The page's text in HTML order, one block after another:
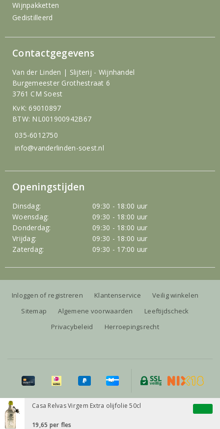
Casa Relvas Virgem Extra olijfolie 50cl
19,65 per fles
Wijnpakketten
Gedistilleerd
Contactgegevens
Van der Linden | Slijterij - Wijnhandel
Burgemeester Grothestraat 6
3761 CM Soest
KvK: 69010897
BTW: NL001900942B67
035-6012750
info@vanderlinden-soest.nl
Openingstijden
Dinsdag:
09:30 - 18:00 uur
Woensdag:
09:30 - 18:00 uur
Donderdag:
09:30 - 18:00 uur
Vrijdag:
09:30 - 18:00 uur
Zaterdag:
09:30 - 17:00 uur
Inloggen of registreren Klantenservice
Veilig winkelen
Sitemap
Algemene voorwaarden
Leeftijdscheck
Privacybeleid
Herroepingsrecht
Alle prijzen zijn inclusief BTW, exclusief eventuele verzendkosten.